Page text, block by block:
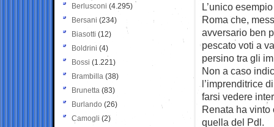
L’unico
Roma che,
avversario ben
pescato voti a
persino tra gli
Non a caso
l’imprenditrice
farsi vedere
Renata ha vinto
quella del Pdl.
Berlusconi (4.295)
Bersani (234)
Biasotti (12)
Boldrini (4)
Bossi (1.221)
Brambilla (38)
Brunetta (83)
Burlando (26)
Camogli (2)